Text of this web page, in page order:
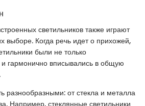
светильников также играют
выборе. Когда речь идет о прихожей,
были не только
гармонично вписывались в общую
разнообразными: от стекла и металла
Например, стеклянные светильники